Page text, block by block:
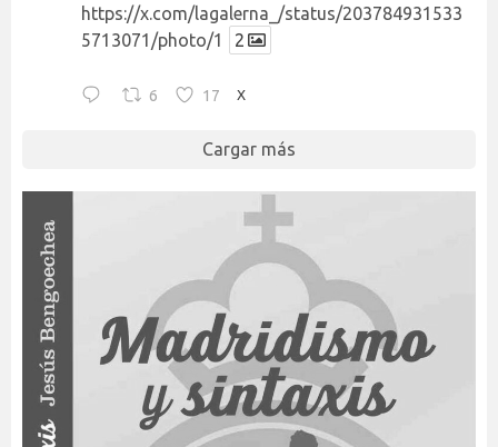
https://x.com/lagalerna_/status/203784931533
5713071/photo/1
2
6 17 X
Cargar más